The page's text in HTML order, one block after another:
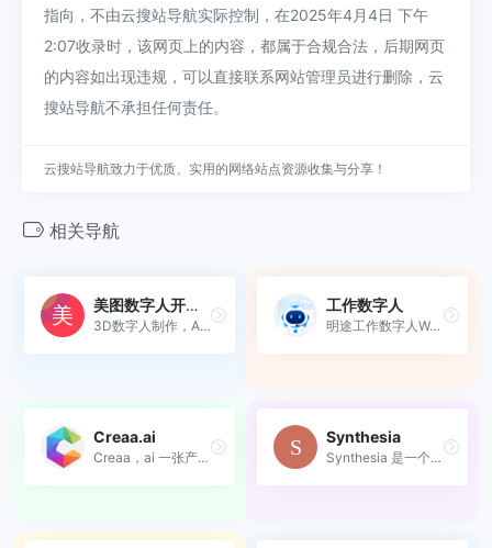
指向，不由云搜站导航实际控制，在2025年4月4日 下午
2:07收录时，该网页上的内容，都属于合规合法，后期网页
的内容如出现违规，可以直接联系网站管理员进行删除，云
搜站导航不承担任何责任。
云搜站导航致力于优质、实用的网络站点资源收集与分享！
相关导航
美图数字人开放平台
3D数字人制作，AI人像驱动，A...
工作数字人
明途工作数字人WorkChat是基...
Creaa.ai
Creaa，ai 一张产品图自动生...
Synthesia
Synthesia 是一个基于人工智...